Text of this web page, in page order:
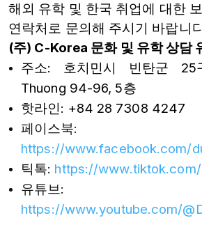
해외 유학 및 한국 취업에 대한
연락처로 문의해 주시기 바랍니
(주) C-Korea 문화 및 유학 상담
주소: 호치민시 빈탄군
Thuong 94-96, 5층
핫라인: +84 28 7308 4247
페이스북:
https://www.facebook.com/
틱톡: https://
유튜브:
https://www.youtube.com/